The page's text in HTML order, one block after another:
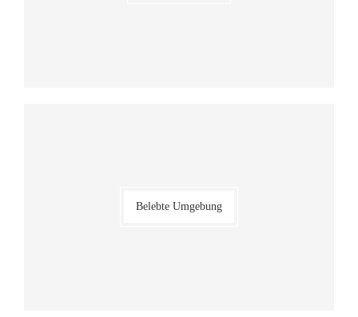
Belebte Umgebung